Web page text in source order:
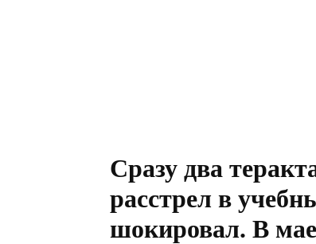
Сразу два
расстрел в
шокировал. В